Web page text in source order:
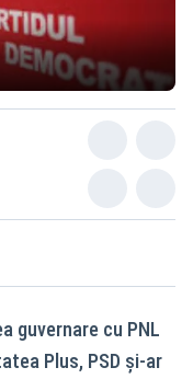
guvernare cu PNL
Plus, PSD și-ar